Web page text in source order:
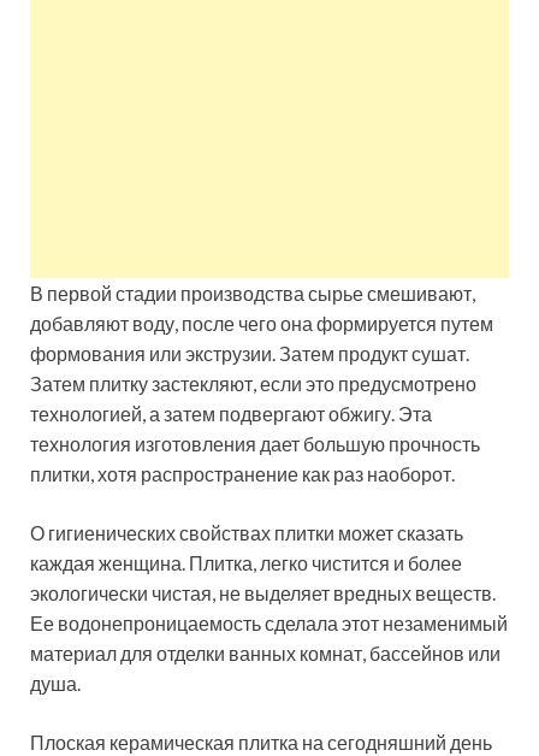
В первой стадии производства сырье смешивают,
добавляют воду, после чего она формируется путем
формования или экструзии. Затем продукт сушат.
Затем плитку застекляют, если это предусмотрено
технологией, а затем подвергают обжигу. Эта
технология изготовления дает большую прочность
плитки, хотя распространение как раз наоборот.
О гигиенических свойствах плитки может сказать
каждая женщина. Плитка, легко чистится и более
экологически чистая, не выделяет вредных веществ.
Ее водонепроницаемость сделала этот незаменимый
материал для отделки ванных комнат, бассейнов или
душа.
Плоская керамическая плитка на сегодняшний день